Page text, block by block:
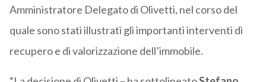
Amministratore Delegato di Olivetti, nel corso del
quale sono stati illustrati gli importanti interventi di
recupero e di valorizzazione dell’immobile.